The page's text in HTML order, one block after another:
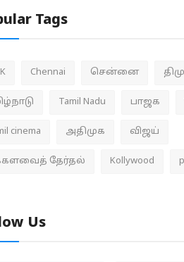
Tags
Chennai சென்னை
Tamil Nadu பாஜக
cinema அதிமுக விஜய்
தேர்தல் Kollywood
Us